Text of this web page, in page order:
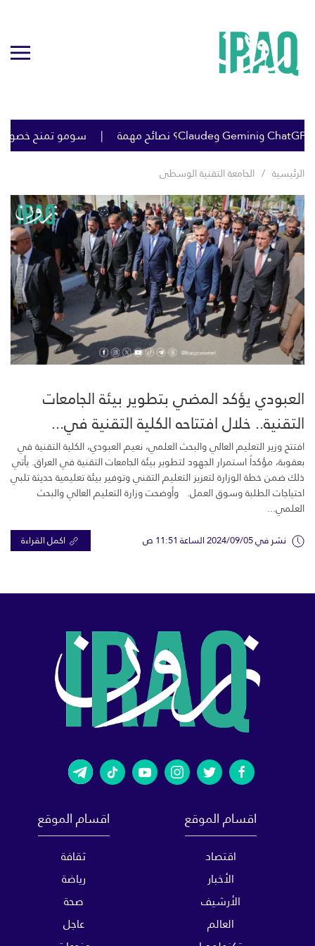
سومو تمنح خصومات
الرئيسية الجامعة التقنية الوسطى
العبودي يؤكد المضي بتطوير بيئة الجامعات
التقنية.. خلال افتتاحه الكلية التقنية في...
افتتح وزير التعليم العالي والبحث العلمي، نعيم العبودي، الكلية التقنية في
بعقوبة، مؤكداً استمرار الجهود لتطوير بيئة الجامعات التقنية في العراق. يأتي
ذلك ضمن خطة الوزارة لتعزيز التعليم التقني وتوفير بيئة تعليمية حديثة تلبي
احتياجات الطلبة وسوق العمل. وأوضحت وزارة التعليم العالي والبحث
العلمي...
نشر في 2024/09/05 الساعة 11:51 ص اكمل القراءة
اقسام الموقع
اقتصاد
الأخبار
الأرشيف
العالم
اقسام الموقع
ثقافة
رياضة
صحة
عاجل